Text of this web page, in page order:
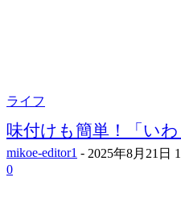
ライフ
味付けも簡単！「い
mikoe-editor1 - 2025年8月21日
0